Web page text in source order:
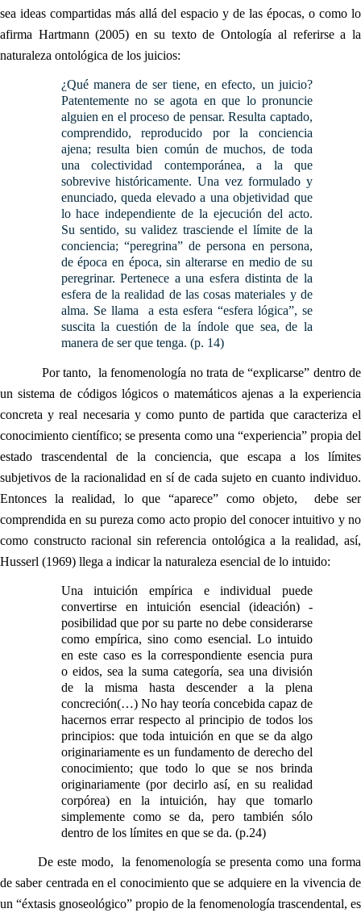
sea ideas compartidas más allá del espacio y de las épocas, o como lo
afirma Hartmann (2005) en su texto de Ontología al referirse a la
naturaleza ontológica de los juicios:
¿Qué manera de ser tiene, en efecto, un juicio?
Patentemente no se agota en que lo pronuncie
alguien en el proceso de pensar. Resulta captado,
comprendido, reproducido por la conciencia
ajena; resulta bien común de muchos, de toda
una colectividad contemporánea, a la que
sobrevive históricamente. Una vez formulado y
enunciado, queda elevado a una objetividad que
lo hace independiente de la ejecución del acto.
Su sentido, su validez trasciende el límite de la
conciencia; “peregrina” de persona en persona,
de época en época, sin alterarse en medio de su
peregrinar. Pertenece a una esfera distinta de la
esfera de la realidad de las cosas materiales y de
alma. Se llama a esta esfera “esfera lógica”, se
suscita la cuestión de la índole que sea, de la
manera de ser que tenga. (p. 14)
Por tanto, la fenomenología no trata de “explicarse” dentro de
un sistema de códigos lógicos o matemáticos ajenas a la experiencia
concreta y real necesaria y como punto de partida que caracteriza el
conocimiento científico; se presenta como una “experiencia” propia del
estado trascendental de la conciencia, que escapa a los límites
subjetivos de la racionalidad en sí de cada sujeto en cuanto individuo.
Entonces la realidad, lo que “aparece” como objeto, debe ser
comprendida en su pureza como acto propio del conocer intuitivo y no
como constructo racional sin referencia ontológica a la realidad, así,
Husserl (1969) llega a indicar la naturaleza esencial de lo intuido:
Una intuición empírica e individual puede
convertirse en intuición esencial (ideación) -
posibilidad que por su parte no debe considerarse
como empírica, sino como esencial. Lo intuido
en este caso es la correspondiente esencia pura
o eidos, sea la suma categoría, sea una división
de la misma hasta descender a la plena
concreción(…) No hay teoría concebida capaz de
hacernos errar respecto al principio de todos los
principios: que toda intuición en que se da algo
originariamente es un fundamento de derecho del
conocimiento; que todo lo que se nos brinda
originariamente (por decirlo así, en su realidad
corpórea) en la intuición, hay que tomarlo
simplemente como se da, pero también sólo
dentro de los límites en que se da. (p.24)
De este modo, la fenomenología se presenta como una forma
de saber centrada en el conocimiento que se adquiere en la vivencia de
un “éxtasis gnoseológico” propio de la fenomenología trascendental, es